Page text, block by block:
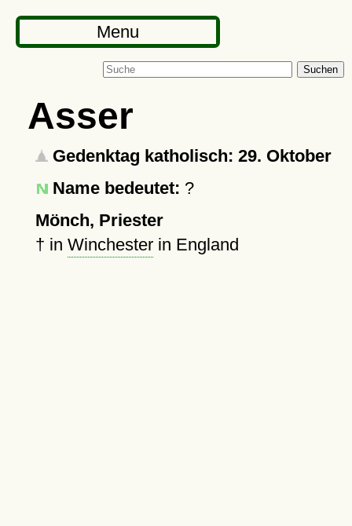
Menu
Suchen
Asser
Gedenktag katholisch: 29. Oktober
Name bedeutet: ?
Mönch, Priester
† in Winchesterin England